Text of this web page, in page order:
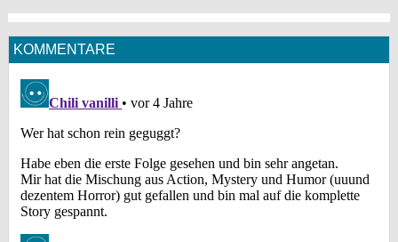
KOMMENTARE